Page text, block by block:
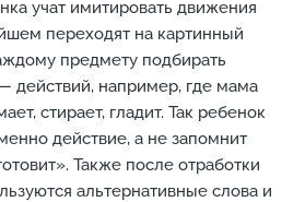
учат имитировать движения
переходят на картинный
предмету подбирать
действий, например, где мама
стирает, гладит. Так ребенок
действие, а не запомнит
Также после отработки
альтернативные слова и